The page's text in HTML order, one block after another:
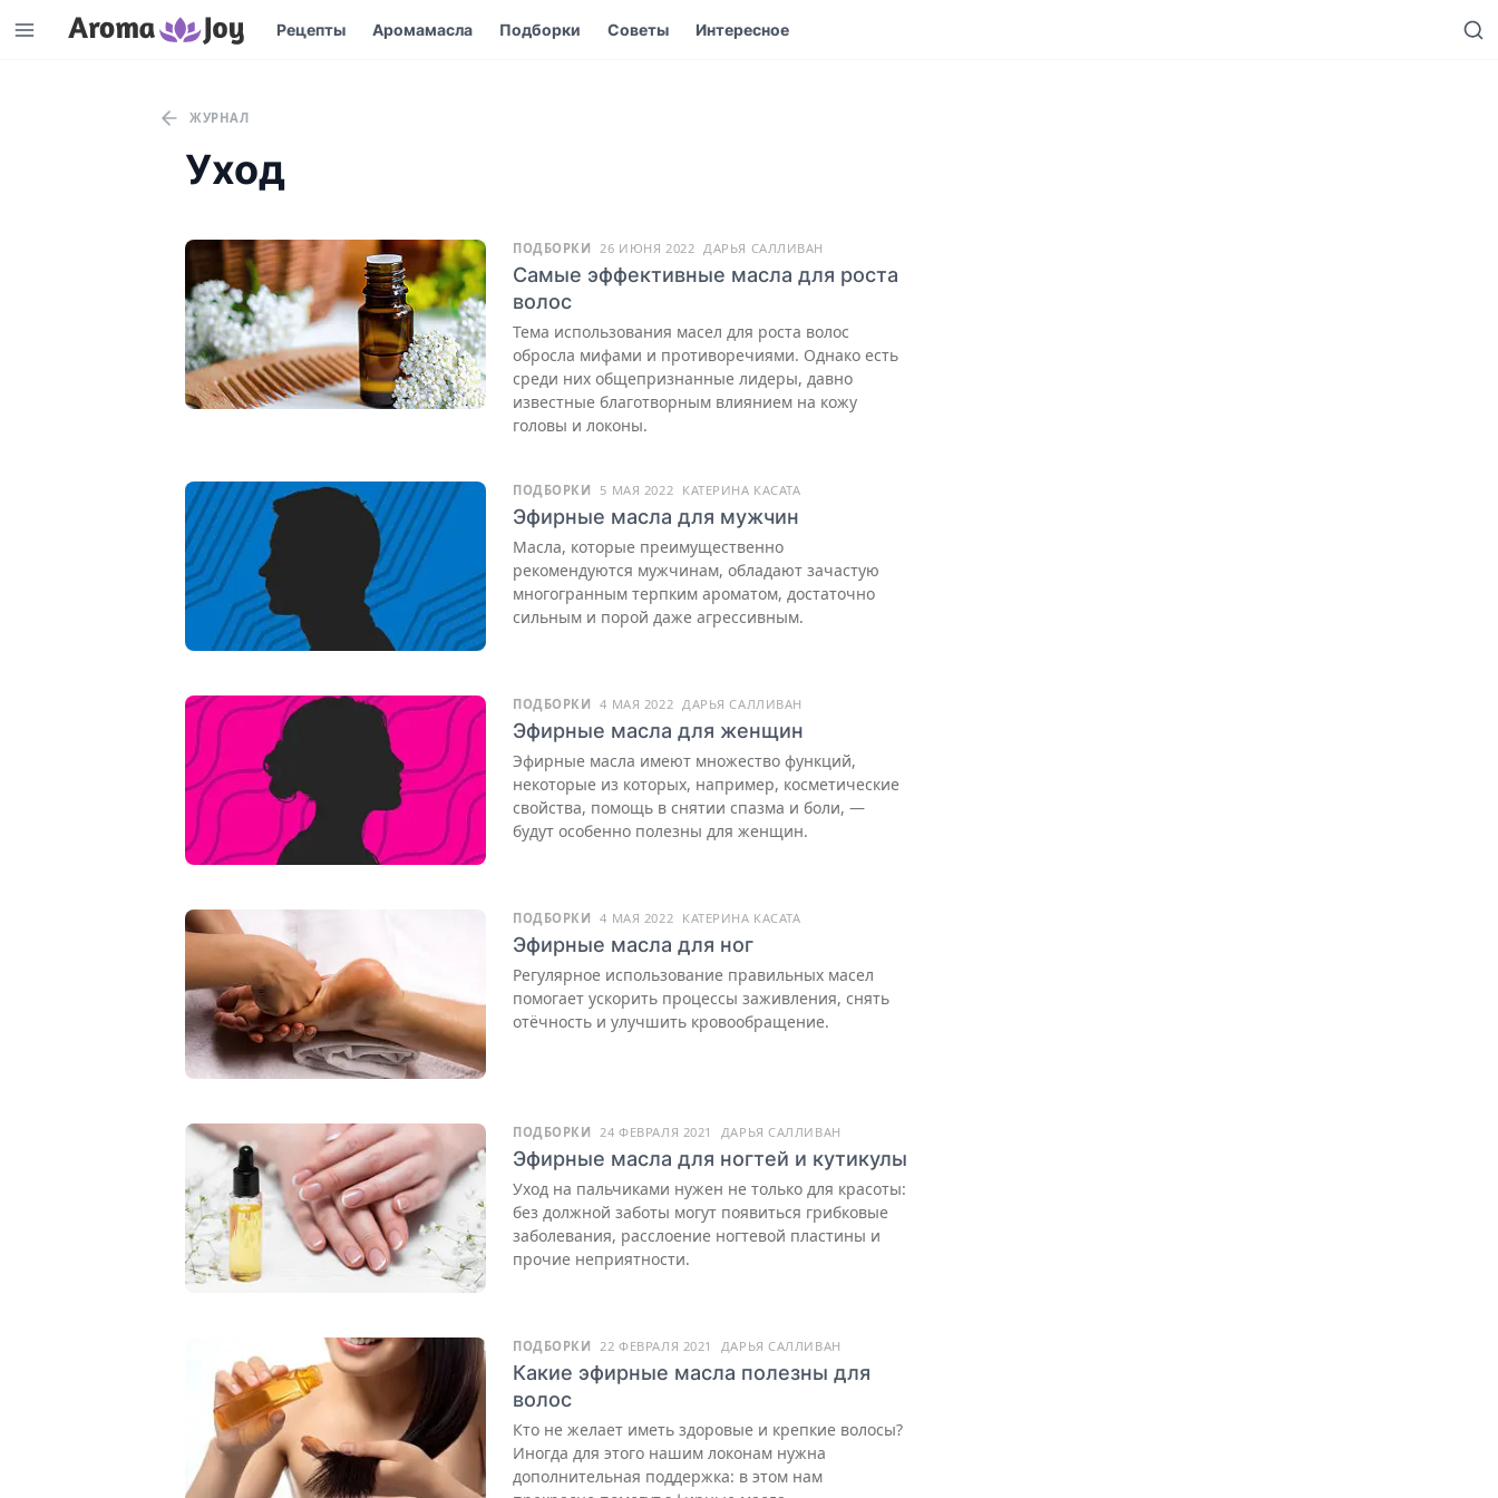
Рецепты Аромамасла Подборки Советы Интересное
ЖУРНАЛ
Уход
ПОДБОРКИ 26 ИЮНЯ 2022 ДАРЬЯ САЛЛИВАН
Самые эффективные масла для роста
волос
Тема использования масел для роста волос
обросла мифами и противоречиями. Однако есть
среди них общепризнанные лидеры, давно
известные благотворным влиянием на кожу
головы и локоны.
ПОДБОРКИ 5 МАЯ 2022 КАТЕРИНА КАСАТА
Эфирные масла для мужчин
Масла, которые преимущественно
рекомендуются мужчинам, обладают зачастую
многогранным терпким ароматом, достаточно
сильным и порой даже агрессивным.
ПОДБОРКИ 4 МАЯ 2022 ДАРЬЯ САЛЛИВАН
Эфирные масла для женщин
Эфирные масла имеют множество функций,
некоторые из которых, например, косметические
свойства, помощь в снятии спазма и боли, —
будут особенно полезны для женщин.
ПОДБОРКИ 4 МАЯ 2022 КАТЕРИНА КАСАТА
Эфирные масла для ног
Регулярное использование правильных масел
помогает ускорить процессы заживления, снять
отёчность и улучшить кровообращение.
ПОДБОРКИ 24 ФЕВРАЛЯ 2021 ДАРЬЯ САЛЛИВАН
Эфирные масла для ногтей и кутикулы
Уход на пальчиками нужен не только для красоты:
без должной заботы могут появиться грибковые
заболевания, расслоение ногтевой пластины и
прочие неприятности.
ПОДБОРКИ 22 ФЕВРАЛЯ 2021 ДАРЬЯ САЛЛИВАН
Какие эфирные масла полезны для
волос
Кто не желает иметь здоровые и крепкие волосы?
Иногда для этого нашим локонам нужна
дополнительная поддержка: в этом нам